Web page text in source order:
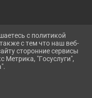
ДАННЫХ
с политикой
с тем что наш веб-
сторонние сервисы
Метрика, "Госуслуги",